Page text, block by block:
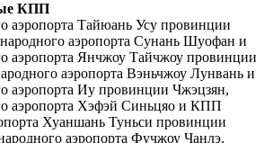
КПП
аэропорта Тайюань Усу провинции
аэропорта Сунань Шуофан и
аэропорта Янчжоу Тайчжоу провинции
аэропорта Вэньчжоу Лунвань и
аэропорта Иу провинции Чжэцзян,
аэропорта Хэфэй Синьцяо и КПП
Хуаншань Туньси провинции
аэропорта Фучжоу Чанлэ,